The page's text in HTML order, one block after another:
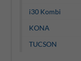
i30 Kombi
KONA
TUCSON